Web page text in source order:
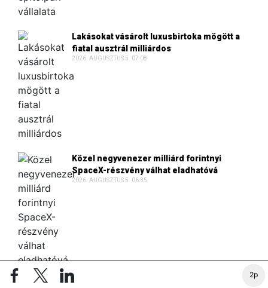
2p
Lakásokat vásárolt luxusbirtoka mögött a
fiatal ausztrál milliárdos
2026. AUGUSZTUS 5. 07:08
Közel negyvenezer milliárd forintnyi
SpaceX-részvény válhat eladhatóvá
2026. AUGUSZTUS 5. 06:35
Tizenhét és fél millió eurós jutalék miatt